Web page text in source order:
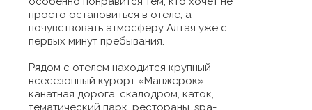
просто остановиться в отеле, а
почувствовать атмосферу Алтая уже с
первых минут пребывания.
Рядом с отелем находится крупный
всесезонный курорт «Манжерок»:
канатная дорога, скалодром, каток,
тематический парк, рестораны, spa-